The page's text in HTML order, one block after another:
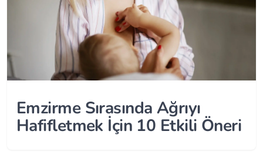
Emzirme Sırasında Ağrıyı
Hafifletmek İçin 10 Etkili Öneri